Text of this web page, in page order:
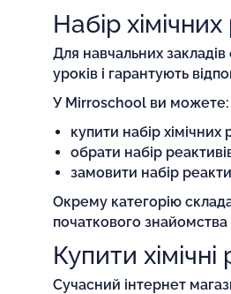
Набір
Для навчальних
уроків і гарантують
У Mirroschool ви можете:
купити набір хімічних
обрати набір
замовити набір
Окрему категорію
початкового
Купити
Сучасний інтернет